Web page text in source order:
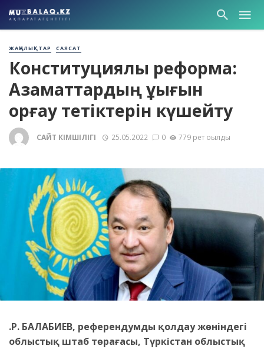
ЖАҢАЛЫҚТАР САЯСАТ
Конституциялық реформа:
Азаматтардың құқығын
қорғау тетіктерін күшейту
САЙТ ӘКІМШІЛІГІ 25.05.2022 0 779 рет оқылды
Қ.Р. БАЛАБИЕВ, референдумды қолдау жөніндегі
облыстық штаб төрағасы, Түркістан облыстық